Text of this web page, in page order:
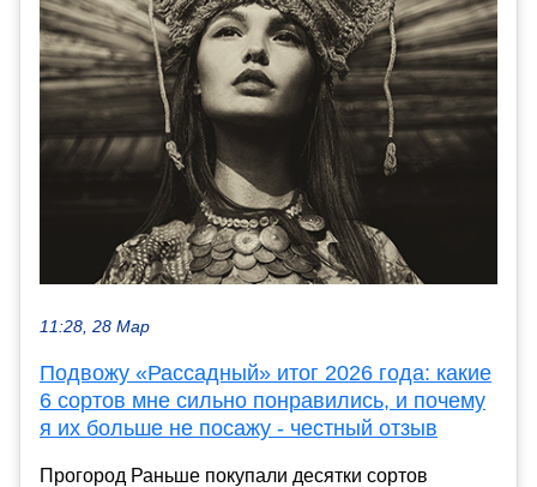
11:28, 28 Мар
Подвожу «Рассадный» итог 2026 года: какие
6 сортов мне сильно понравились, и почему
я их больше не посажу - честный отзыв
Прогород Раньше покупали десятки сортов